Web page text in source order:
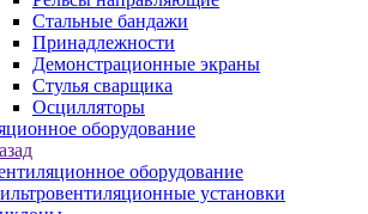
Стальные бандажи
Принадлежности
Демонстрационные экраны
Стулья сварщика
Осцилляторы
оборудование
оборудование
установки